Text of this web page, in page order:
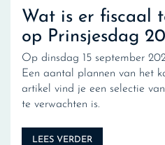
Wat is er fiscaal
op Prinsjesdag
Op dinsdag 15 september
Een aantal plannen van het
artikel vind je een selectie
te verwachten is.
LEES VERDER